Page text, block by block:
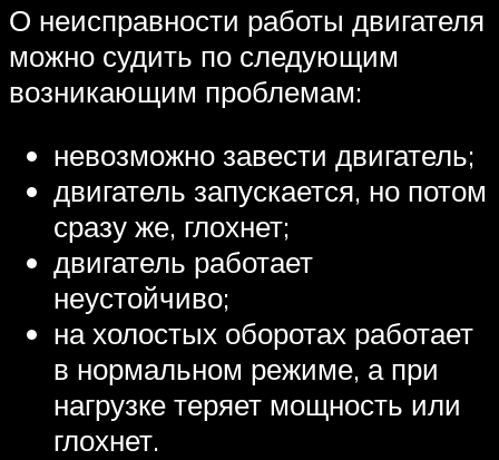
О неисправности работы двигателя
можно судить по следующим
возникающим проблемам:
невозможно завести двигатель;
двигатель запускается, но потом
сразу же, глохнет;
двигатель работает
неустойчиво;
на холостых оборотах работает
в нормальном режиме, а при
нагрузке теряет мощность или
глохнет.